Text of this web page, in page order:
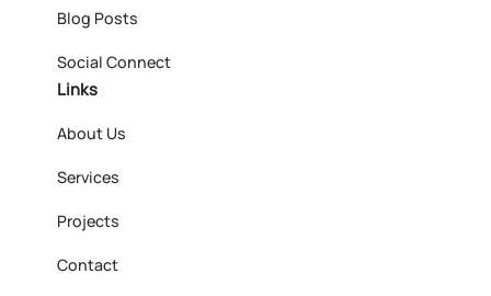
Blog Posts
Social Connect
Links
About Us
Services
Projects
Contact